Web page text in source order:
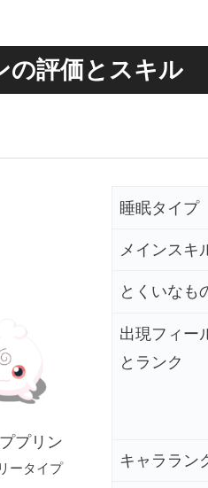
の評価とスキル
プリン
ータイプ
睡眠タイプ
メインスキ
とくいなも
出現フィー
とランク
キャララン